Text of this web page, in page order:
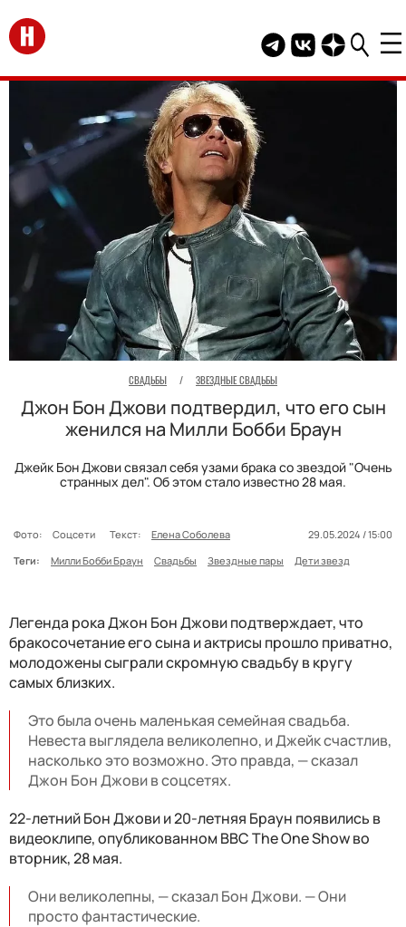
Перейти на главную
Telegram канал
Группа HELLO
Канал
СВАДЬБЫ / ЗВЕЗДНЫЕ СВАДЬБЫ
Джон Бон Джови подтвердил, что его сын
женился на Милли Бобби Браун
Джейк Бон Джови связал себя узами брака со звездой "Очень
странных дел". Об этом стало известно 28 мая.
Фото: Соцсети Текст: Елена Соболева
29.05.2024 / 15:00
Теги:
Милли Бобби Браун Свадьбы Звездные пары Дети звезд
Легенда рока Джон Бон Джови подтверждает, что
бракосочетание его сына и актрисы прошло приватно,
молодожены сыграли скромную свадьбу в кругу
самых близких.
Это была очень маленькая семейная свадьба.
Невеста выглядела великолепно, и Джейк счастлив,
насколько это возможно. Это правда, — сказал
Джон Бон Джови в соцсетях.
22-летний Бон Джови и 20-летняя Браун появились в
видеоклипе, опубликованном BBC The One Show во
вторник, 28 мая.
Они великолепны, — сказал Бон Джови. — Они
просто фантастические.